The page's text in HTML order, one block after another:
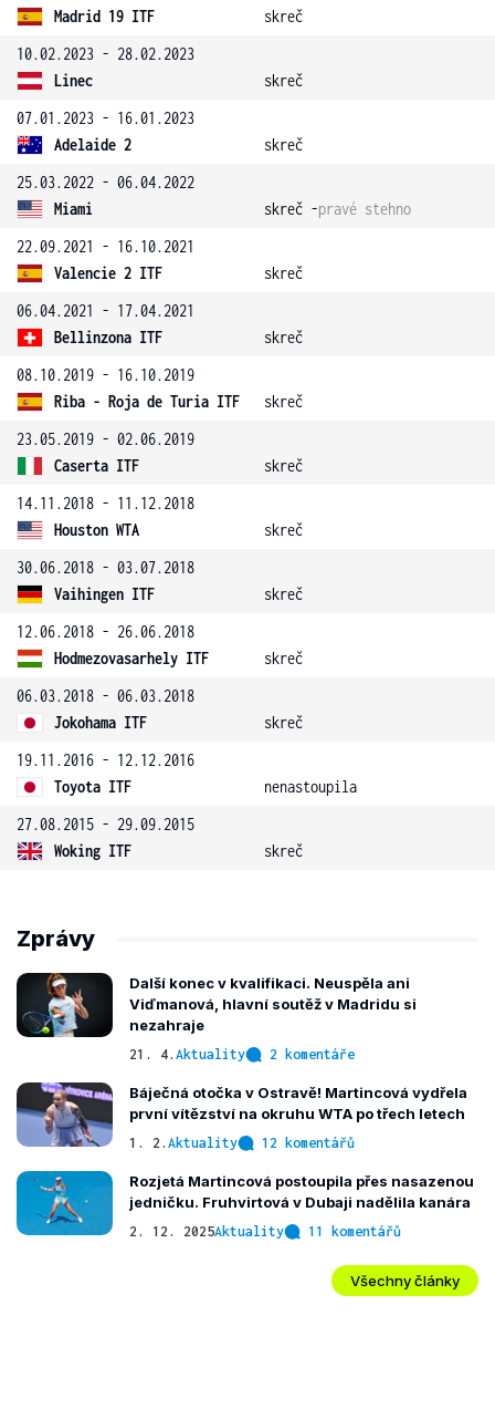
Madrid 19 ITF
skreč
10.02.2023 - 28.02.2023
Linec
skreč
07.01.2023 - 16.01.2023
Adelaide 2
skreč
25.03.2022 - 06.04.2022
Miami
skreč -pravé stehno
22.09.2021 - 16.10.2021
Valencie 2 ITF
skreč
06.04.2021 - 17.04.2021
Bellinzona ITF
skreč
08.10.2019 - 16.10.2019
Riba - Roja de Turia ITF
skreč
23.05.2019 - 02.06.2019
Caserta ITF
skreč
14.11.2018 - 11.12.2018
Houston WTA
skreč
30.06.2018 - 03.07.2018
Vaihingen ITF
skreč
12.06.2018 - 26.06.2018
Hodmezovasarhely ITF
skreč
06.03.2018 - 06.03.2018
Jokohama ITF
skreč
19.11.2016 - 12.12.2016
Toyota ITF
nenastoupila
27.08.2015 - 29.09.2015
Woking ITF
skreč
Zprávy
Další konec v kvalifikaci. Neuspěla ani
Viďmanová, hlavní soutěž v Madridu si
nezahraje
21. 4. Aktuality 2 komentáře
Báječná otočka v Ostravě! Martincová vydřela
první vítězství na okruhu WTA po třech letech
1. 2. Aktuality 12 komentářů
Rozjetá Martincová postoupila přes nasazenou
jedničku. Fruhvirtová v Dubaji nadělila kanára
2. 12. 2025Aktuality 11 komentářů
Všechny články